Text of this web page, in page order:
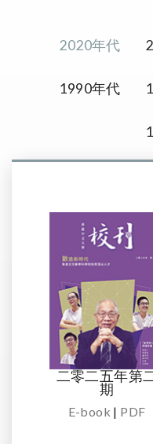
2020年代
1990年代
二零二五年第
期
E-book | PDF